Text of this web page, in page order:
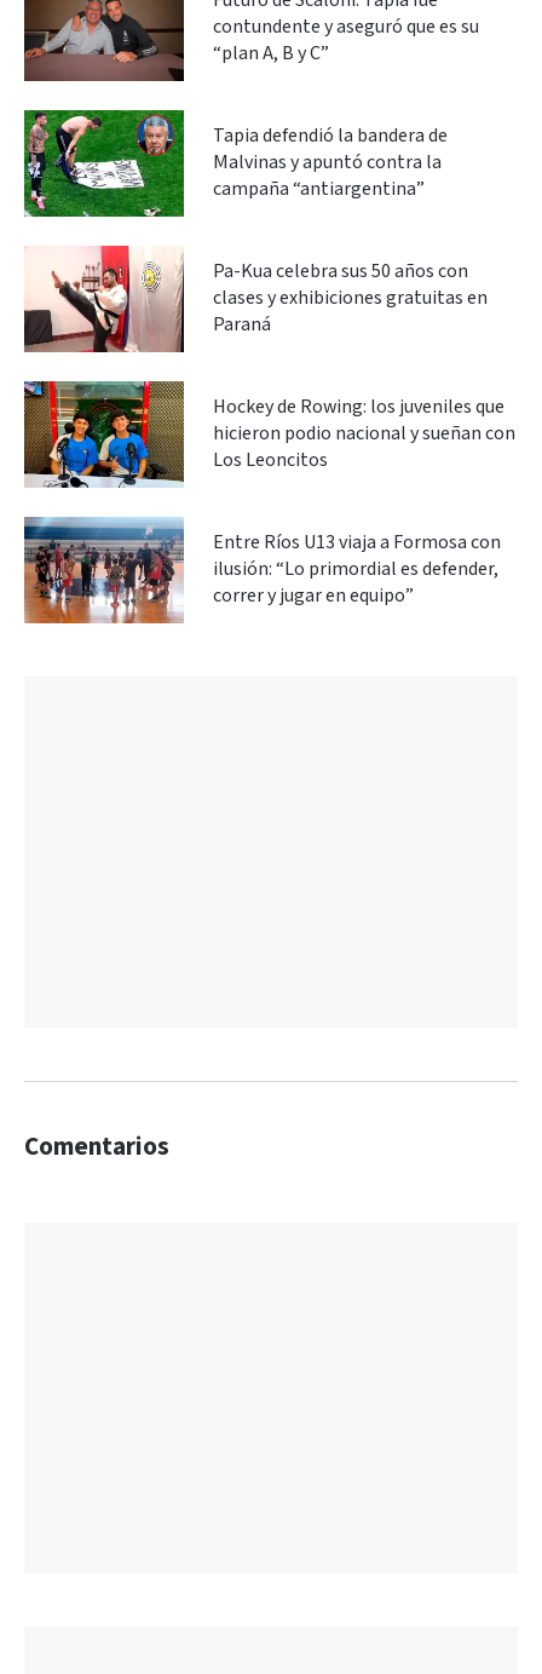
contundente y aseguró que es su
“plan A, B y C”
Tapia defendió la bandera de
Malvinas y apuntó contra la
campaña “antiargentina”
Pa-Kua celebra sus 50 años con
clases y exhibiciones gratuitas en
Paraná
Hockey de Rowing: los juveniles que
hicieron podio nacional y sueñan con
Los Leoncitos
Entre Ríos U13 viaja a Formosa con
ilusión: “Lo primordial es defender,
correr y jugar en equipo”
Comentarios